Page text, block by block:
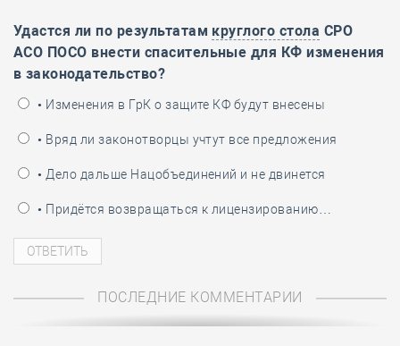
Удастся ли по результатам круглого стола СРО
АСО ПОСО внести спасительные для КФ изменения
в законодательство?
• Изменения в ГрК о защите КФ будут внесены
• Вряд ли законотворцы учтут все предложения
• Дело дальше Нацобъединений и не двинется
• Придётся возвращаться к лицензированию…
ПОСЛЕДНИЕ КОММЕНТАРИИ